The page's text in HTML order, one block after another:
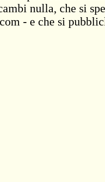
nulla, che si
- e che si